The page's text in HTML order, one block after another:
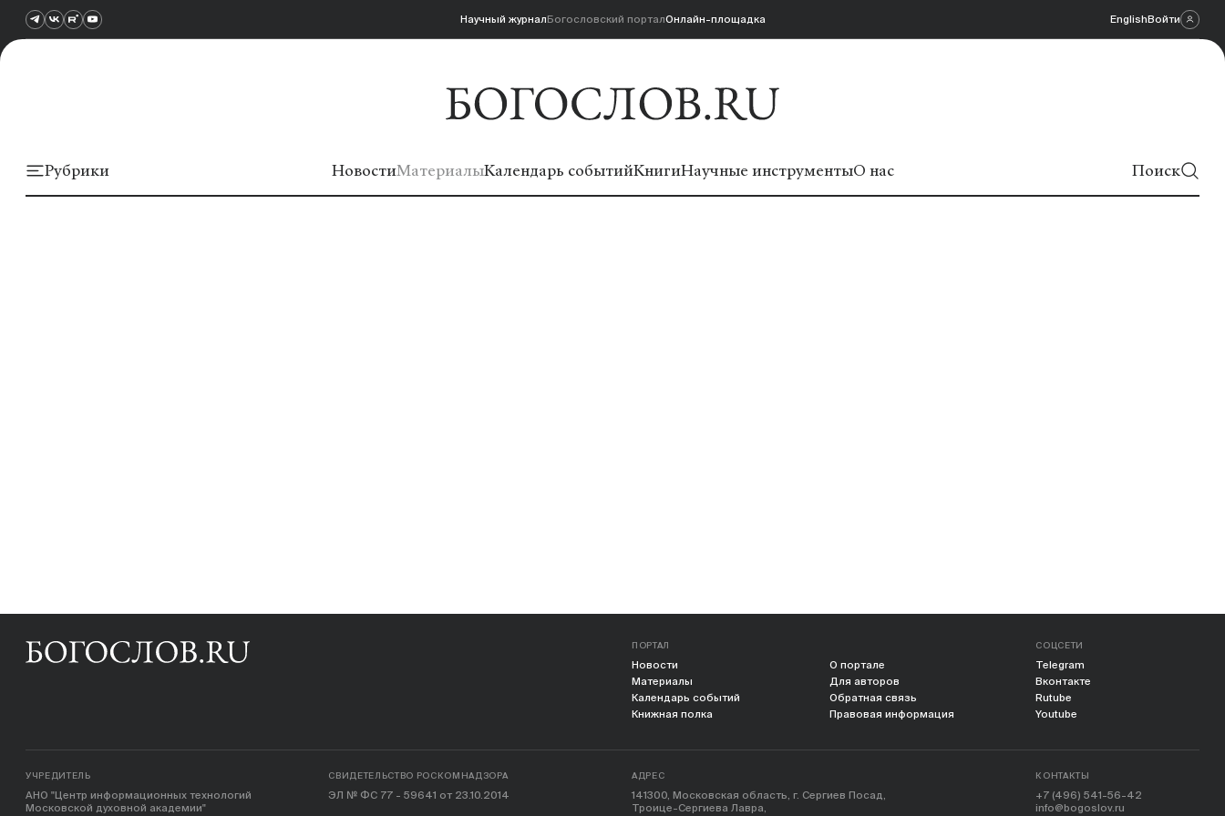
Научный журналБогословский порталОнлайн-площадка EnglishВойти
Рубрики НовостиМатериалыКалендарь событийКнигиНаучные инструментыО нас Поиск
ПОРТАЛ
Новости
Материалы
Календарь событий
Книжная полка
О портале
Для авторов
Обратная связь
Правовая информация
СОЦСЕТИ
Telegram
Вконтакте
Rutube
Youtube
УЧРЕДИТЕЛЬ
АНО "Центр информационных технологий
Московской духовной академии"
СВИДЕТЕЛЬСТВО РОСКОМНАДЗОРА
ЭЛ № ФС 77 - 59641 от 23.10.2014
АДРЕС
141300, Московская область, г. Сергиев Посад,
Троице-Сергиева Лавра,
КОНТАКТЫ
+7 (496) 541-56-42
info@bogoslov.ru